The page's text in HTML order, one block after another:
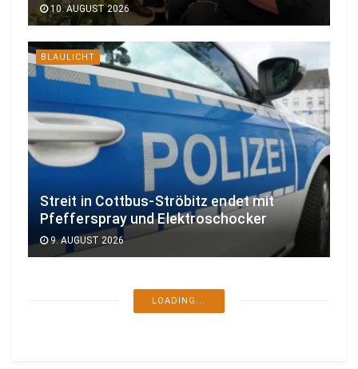
10. AUGUST 2026
BLAULICHT
Streit in Cottbus-Ströbitz endet mit
Pfefferspray und Elektroschocker
9. AUGUST 2026
LOADING...